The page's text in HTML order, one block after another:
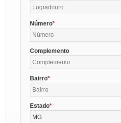
Número
Complemento
Bairro
Estado
MG